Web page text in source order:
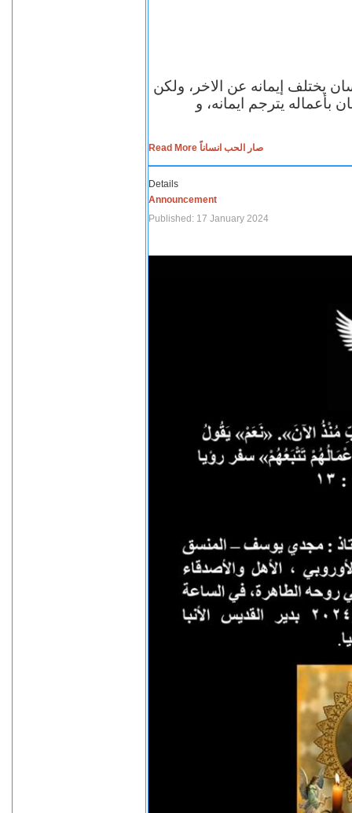
يختلف إيمانه عن الاخر، ولكن
بأعماله يترجم ايمانه، و
Read More صار الحب انساناً
Details
Announcement
Published: 17 January 2024